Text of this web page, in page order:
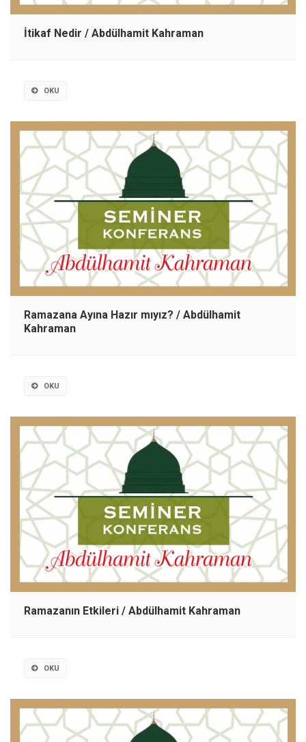
İtikaf Nedir / Abdülhamit Kahraman
OKU
Ramazana Ayına Hazır mıyız? / Abdülhamit
Kahraman
OKU
Ramazanın Etkileri / Abdülhamit Kahraman
OKU